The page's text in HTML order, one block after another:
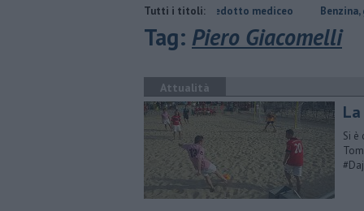
Tutti i titoli:
captare l'acqua danneggia l'acquedotto mediceo ​Benzina, gasolio,
Tag: Piero Giacomelli
Attualità
Si è